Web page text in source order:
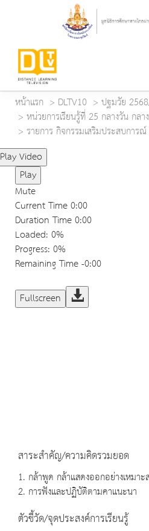
หน้าแรก DLTV10
ปฐมวัย
หน่วยการเรียนรู้ที่ 25 กลางวัน กล
รายการ กิจกรรมเสริมประสบการณ์
Play Video
Play
Mute
Current Time0:00
Duration Time0:00
Loaded: 0%
Progress: 0%
Remaining Time-0:00
Fullscreen
สาระสำคัญ/ความคิดรวมยอด
1. กล้าพูด กล้าแสดงออกอย่างเหมาะ
2. การฟังและปฏิบัติตามคาแนะนา
ตัวชี้วัด/จุดประสงค์การเรียนรู้